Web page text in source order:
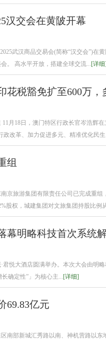
汉交会在黄陂开幕
武汉商品交易会(简称“汉交会”)在
。 高水平开放，搭建全球交流...[详
花税豁免扩至600万，
月18日，澳门特区行政长官岑浩辉
改革、加力促进多元、精准优化民
组
京旅游集团有限责任公司已完成重
股权，城建集团对文旅集团持股比例
幕明略科技首次系统
君悦大酒店圆满举办。本次大会由明
长确定性”」为核心主...[详细]
69.83亿元
南部新城汇秀路以南、神机营路以